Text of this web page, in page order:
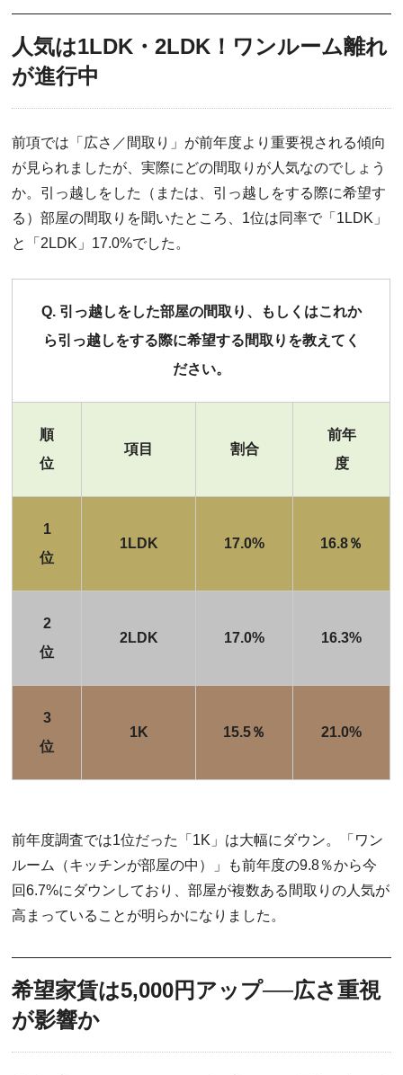
人気は1LDK・2LDK！ワンルーム離れ
が進行中
前項では「広さ／間取り」が前年度より重要視される傾向
が見られましたが、実際にどの間取りが人気なのでしょう
か。引っ越しをした（または、引っ越しをする際に希望す
る）部屋の間取りを聞いたところ、1位は同率で「1LDK」
と「2LDK」17.0%でした。
Q. 引っ越しをした部屋の間取り、もしくはこれか
ら引っ越しをする際に希望する間取りを教えてく
ださい。
順
位
項目 割合
前年
度
1
位
1LDK 17.0% 16.8％
2
位
2LDK 17.0% 16.3%
3
位
1K 15.5％ 21.0%
前年度調査では1位だった「1K」は大幅にダウン。「ワン
ルーム（キッチンが部屋の中）」も前年度の9.8％から今
回6.7%にダウンしており、部屋が複数ある間取りの人気が
高まっていることが明らかになりました。
希望家賃は5,000円アップ──広さ重視
が影響か